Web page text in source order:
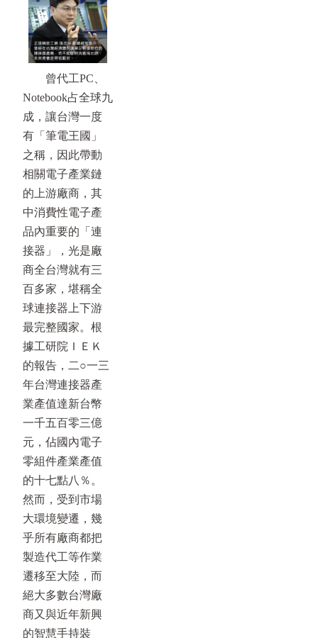
曾代工PC、
Notebook占全球九
成，讓台灣一度
有「筆電王國」
之稱，因此帶動
相關電子產業鏈
的上游廠商，其
中消費性電子產
品內重要的「連
接器」，光是廠
商全台灣就有三
百多家，堪稱全
球連接器上下游
最完整國家。根
據工研院ＩＥＫ
的報告，二○一三
年台灣連接器產
業產值達新台幣
一千五百零三億
元，佔國內電子
零組件產業產值
的十七點八％。
然而，受到市場
大環境變遷，幾
乎所有廠商都把
製造代工等作業
遷移至大陸，而
絕大多數台灣廠
商又與近年新興
的智慧手持裝